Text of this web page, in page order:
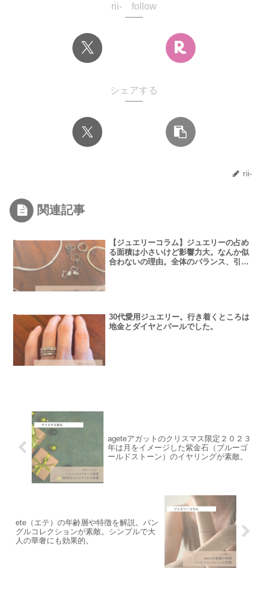
rii- follow
シェアする
rii-
関連記事
【ジュエリーコラム】ジュエリーの占め
る面積は小さいけど影響力大。なんか似
合わないの理由。全体のバランス、引き
30代愛用ジュエリー。行き着くところは
地金とダイヤとパールでした。
ageteアガットのクリスマス限定２０２３
年は月をイメージした紫金石（ブルーゴ
ールドストーン）のイヤリングが素敵。
ete（エテ）の年齢層や特徴を解説。バン
グルコレクションが素敵。シンプルで大
人の華奢にも効果的。